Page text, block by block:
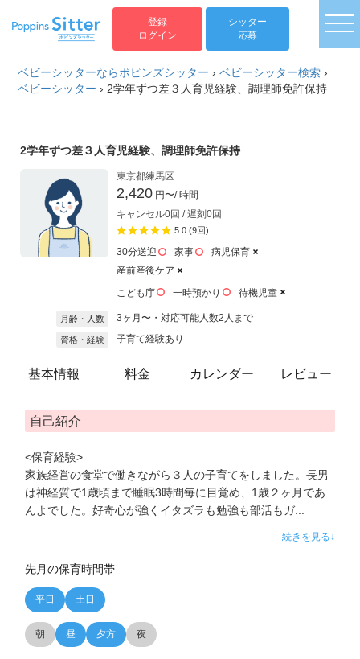
登録
ログイン
シッター
応募
ベビーシッターならポピンズシッター ›ベビーシッター検索 ›
ベビーシッター › 2学年ずつ差３人育児経験、調理師免許保持
2学年ずつ差３人育児経験、調理師免許保持
東京都練馬区
2,420 円〜/ 時間
キャンセル0回 / 遅刻0回
5.0 (9回)
30分送迎 家事
病児保育
産前産後ケア
こども庁
一時預かり 待機児童
月齢・人数 3ヶ月〜・対応可能人数2人まで
資格・経験 子育て経験あり
基本情報 料金 カレンダー レビュー
自己紹介
<保育経験>
家族経営の食堂で働きながら３人の子育てをしました。長男
は神経質で1歳頃まで睡眠3時間毎に目覚め、1歳２ヶ月であ
んよでした。好奇心が強くイタズラも勉強も部活もガ...
続きを見る↓
先月の保育時間帯
平日 土日
朝 昼 夕方 夜